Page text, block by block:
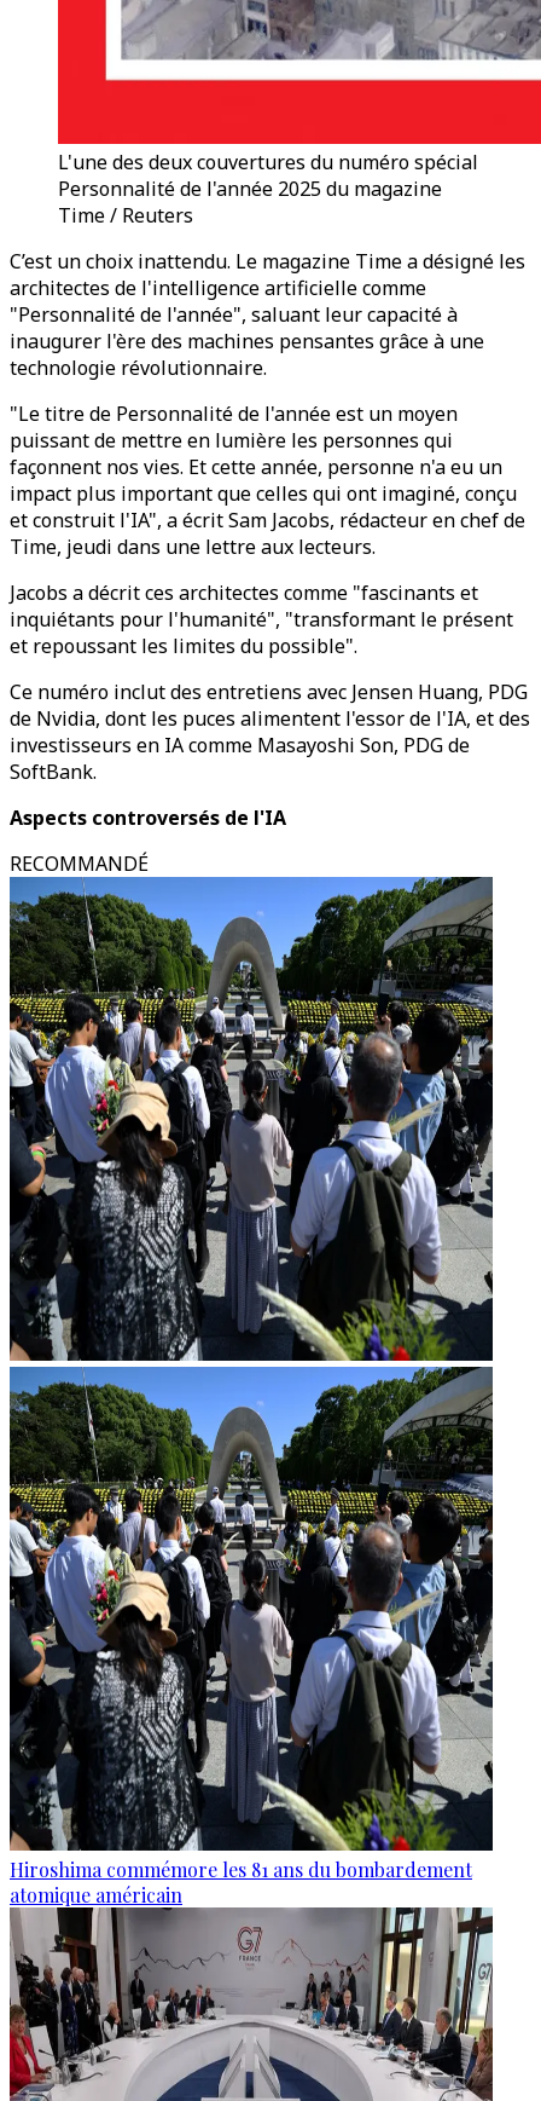
L'une des deux couvertures du numéro spécial
Personnalité de l'année 2025 du magazine
Time / Reuters
C’est un choix inattendu. Le magazine Time a désigné les
architectes de l'intelligence artificielle comme
"Personnalité de l'année", saluant leur capacité à
inaugurer l'ère des machines pensantes grâce à une
technologie révolutionnaire.
"Le titre de Personnalité de l'année est un moyen
puissant de mettre en lumière les personnes qui
façonnent nos vies. Et cette année, personne n'a eu un
impact plus important que celles qui ont imaginé, conçu
et construit l'IA", a écrit Sam Jacobs, rédacteur en chef de
Time, jeudi dans une lettre aux lecteurs.
Jacobs a décrit ces architectes comme "fascinants et
inquiétants pour l'humanité", "transformant le présent
et repoussant les limites du possible".
Ce numéro inclut des entretiens avec Jensen Huang, PDG
de Nvidia, dont les puces alimentent l'essor de l'IA, et des
investisseurs en IA comme Masayoshi Son, PDG de
SoftBank.
Aspects controversés de l'IA
RECOMMANDÉ
Hiroshima commémore les 81 ans du bombardement
atomique américain